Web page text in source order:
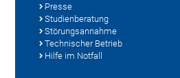
Presse
Studienberatung
Störungsannahme
Technischer Betrieb
Hilfe im Notfall